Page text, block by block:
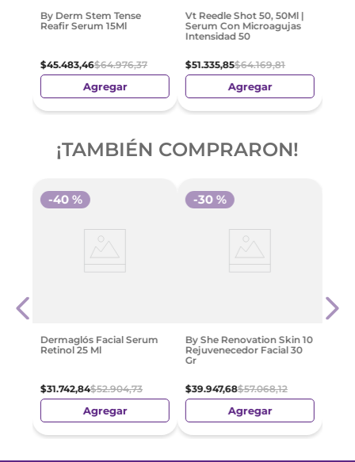
By Derm Stem Tense
Reafir Serum 15Ml
$45.483,46$64.976,37
Agregar
Vt Reedle Shot 50, 50Ml |
Serum Con Microagujas
Intensidad 50
$51.335,85$64.169,81
Agregar
¡TAMBIÉN COMPRARON!
Dermaglós Facial Serum
Retinol 25 Ml
$31.742,84$52.904,73
-40 %
Agregar
By She Renovation Skin 10
Rejuvenecedor Facial 30
Gr
$39.947,68$57.068,12
-30 %
Agregar
Gr